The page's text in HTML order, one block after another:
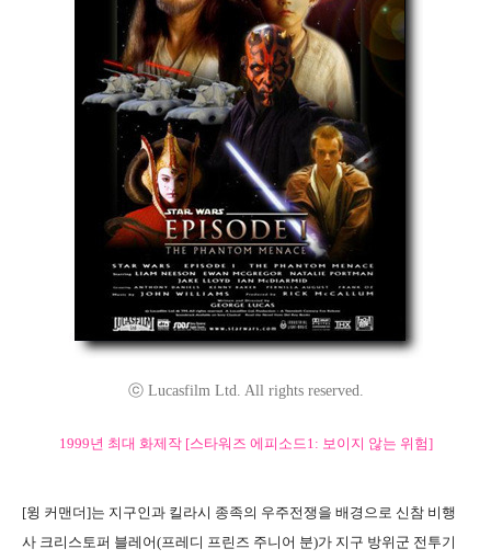
ⓒ Lucasfilm Ltd. All rights reserved.
1999년 최대 화제작 [스타워즈 에피소드1: 보이지 않는 위험]
[윙 커맨더]는 지구인과 킬라시 종족의 우주전쟁을 배경으로 신참 비행
사 크리스토퍼 블레어(프레디 프린즈 주니어 분)가 지구 방위군 전투기